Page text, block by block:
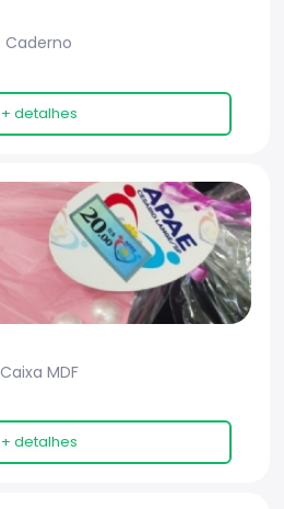
Caderno
+ detalhes
Caixa MDF
+ detalhes